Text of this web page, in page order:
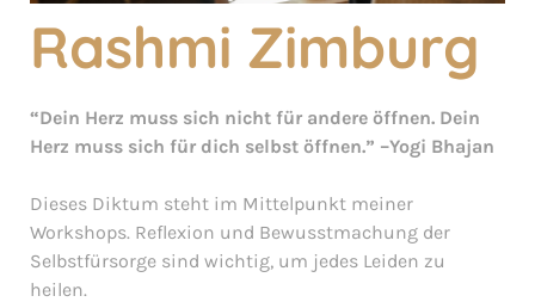
Rashmi Zimburg
“Dein Herz muss sich nicht für andere öffnen. Dein
Herz muss sich für dich selbst öffnen.” –Yogi Bhajan
Dieses Diktum steht im Mittelpunkt meiner
Workshops. Reflexion und Bewusstmachung der
Selbstfürsorge sind wichtig, um jedes Leiden zu
heilen.